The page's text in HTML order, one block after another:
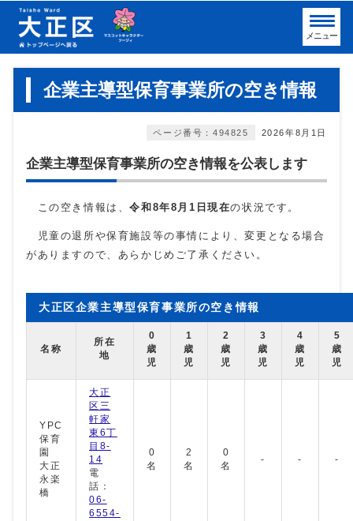
メニュー
企業主導型保育事業所の空き情報
2026年8月1日
ページ番号：494825
企業主導型保育事業所の空き情報を公表します
この空き情報は、令和8年8 月1日現在の状況です。
児童の退所や保育施設等の事情により、変更となる場合
がありますので、あらかじめご了承ください。
大正区企業主導型保育事業所の空き情報
名称
所在
地
0
歳
児
1
歳
児
2
歳
児
3
歳
児
4
歳
児
5
歳
児
YPC
保育
園
大正
永楽
橋
大正
区三
軒家
東6丁
目8-
14
電
話：
06-
6554-
0
名
2
名
0
名
- - -